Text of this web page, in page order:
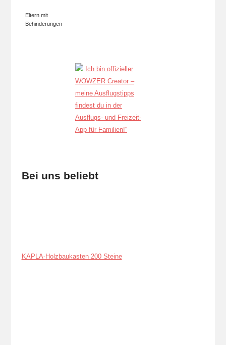
Eltern mit
Behinderungen
Bei uns beliebt
KAPLA-Holzbaukasten 200 Steine